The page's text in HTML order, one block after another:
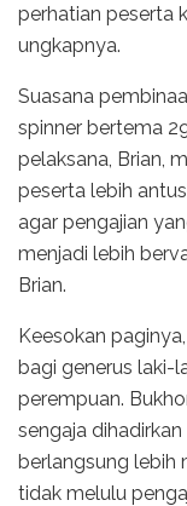
perhatian peserta
ungkapnya.
Suasana
spinner bertema
pelaksana, Brian,
peserta lebih
agar pengajian
menjadi lebih
Brian.
Keesokan
bagi generus laki-
perempuan.
sengaja
berlangsung lebih
tidak melulu